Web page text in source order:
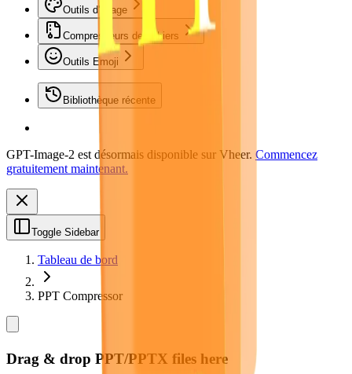
Outils d'image
Compresseurs de fichiers
Outils Emoji
Bibliothèque récente
GPT-Image-2 est désormais disponible sur Vheer. Commencez
gratuitement maintenant.
Toggle Sidebar
Tableau de bord
PPT Compressor
Drag & drop PPT/PPTX files here